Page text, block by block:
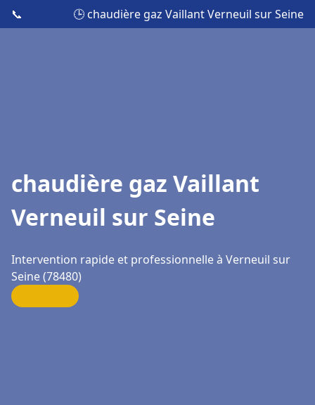
📞 🕒 chaudière gaz Vaillant Verneuil sur Seine
chaudière gaz Vaillant
Verneuil sur Seine
Intervention rapide et professionnelle à Verneuil sur
Seine (78480)